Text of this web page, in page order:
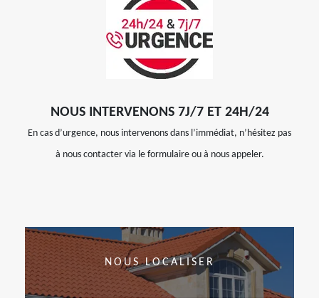
NOUS INTERVENONS 7J/7 ET 24H/24
En cas d’urgence, nous intervenons dans l’immédiat, n’hésitez pas
à nous contacter via le formulaire ou à nous appeler.
NOUS LOCALISER